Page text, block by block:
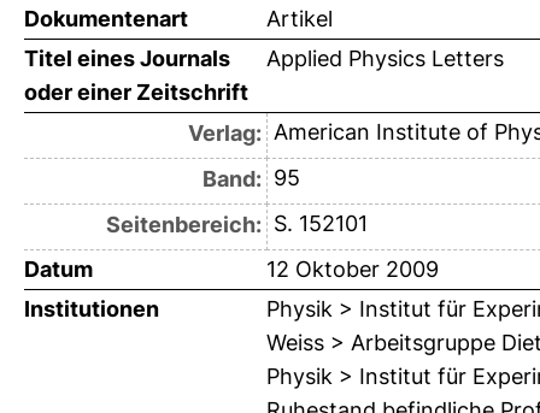
Dokumentenart
Artikel
Titel eines Journals
oder einer Zeitschrift
Applied Physics Letters
Verlag: American Institute of
Band: 95
Seitenbereich: S. 152101
Datum
12 Oktober 2009
Institutionen
Physik > Institut für
Weiss > Arbeitsgruppe
Physik > Institut für